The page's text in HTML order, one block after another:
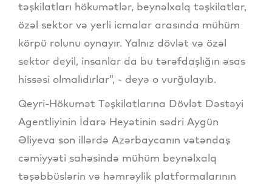
təşkilatları hökumətlər, beynəlxalq təşkilatlar,
özəl sektor və yerli icmalar arasında mühüm
körpü rolunu oynayır. Yalnız dövlət və özəl
sektor deyil, insanlar da bu tərəfdaşlığın əsas
hissəsi olmalıdırlar”, - deyə o vurğulayıb.
Qeyri-Hökumət Təşkilatlarına Dövlət Dəstəyi
Agentliyinin İdarə Heyətinin sədri Aygün
Əliyeva son illərdə Azərbaycanın vətəndaş
cəmiyyəti sahəsində mühüm beynəlxalq
təşəbbüslərin və həmrəylik platformalarının